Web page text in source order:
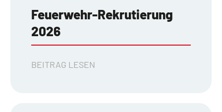
Feuerwehr-Rekrutierung
2026
BEITRAG LESEN